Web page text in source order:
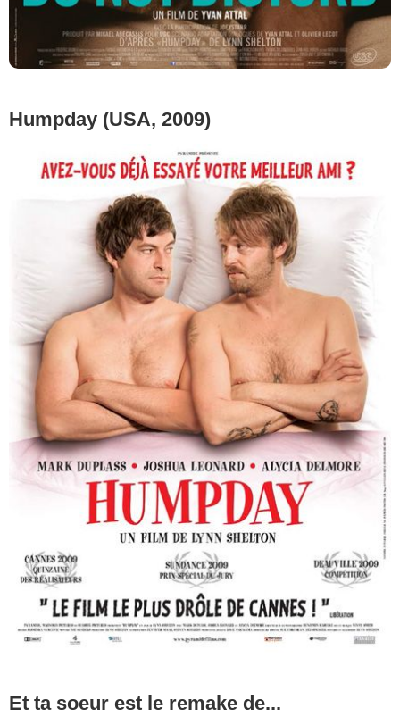
Humpday (USA, 2009)
Et ta soeur est le remake de...